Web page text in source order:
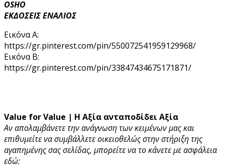
OSHO
ΕΚΔΟΣΕΙΣ ΕΝΑΛΙΟΣ
Εικόνα Α:
https://gr.pinterest.com/pin/550072541959129968/
Εικόνα Β:
https://gr.pinterest.com/pin/33847434675171871/
Value for Value | Η Αξία ανταποδίδει Αξία
Αν απολαμβάνετε την ανάγνωση των κειμένων μας και
επιθυμείτε να συμβάλλετε οικειοθελώς στην στήριξη της
αγαπημένης σας σελίδας, μπορείτε να το κάνετε με ασφάλεια
εδώ: